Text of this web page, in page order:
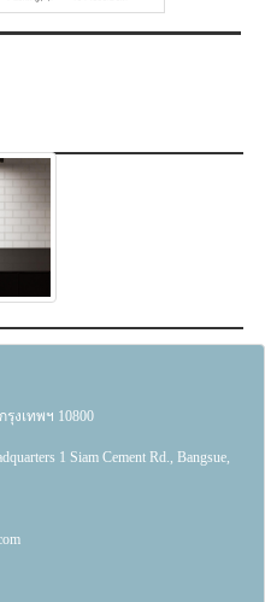
งเทพฯ 10800
1 Siam Cement Rd., Bangsue,